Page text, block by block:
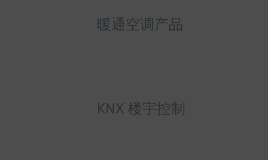
暖通空调产品
KNX 楼宇控制